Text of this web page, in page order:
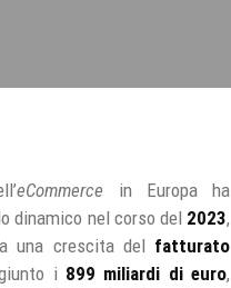
eCommerce in Europa ha
dinamico nel corso del 2023,
una crescita del fatturato
i 899 miliardi di euro,